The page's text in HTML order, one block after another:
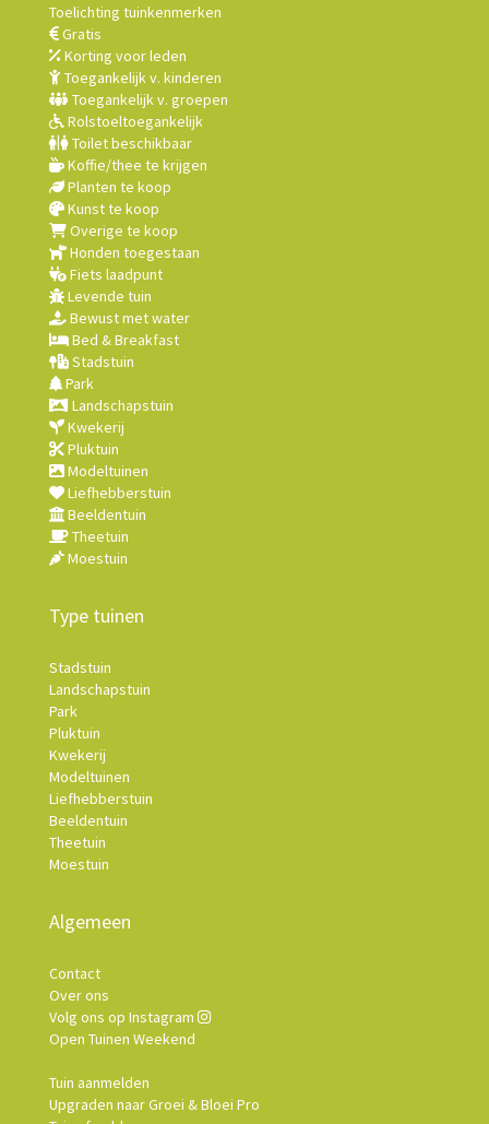
Toelichting tuinkenmerken
Gratis
Korting voor leden
Toegankelijk v. kinderen
Toegankelijk v. groepen
Rolstoeltoegankelijk
Toilet beschikbaar
Koffie/thee te krijgen
Planten te koop
Kunst te koop
Overige te koop
Honden toegestaan
Fiets laadpunt
Levende tuin
Bewust met water
Bed & Breakfast
Stadstuin
Park
Landschapstuin
Kwekerij
Pluktuin
Modeltuinen
Liefhebberstuin
Beeldentuin
Theetuin
Moestuin
Type tuinen
Stadstuin
Landschapstuin
Park
Pluktuin
Kwekerij
Modeltuinen
Liefhebberstuin
Beeldentuin
Theetuin
Moestuin
Algemeen
Contact
Over ons
Volg ons op Instagram
Open Tuinen Weekend
Tuin aanmelden
Upgraden naar Groei & Bloei Pro